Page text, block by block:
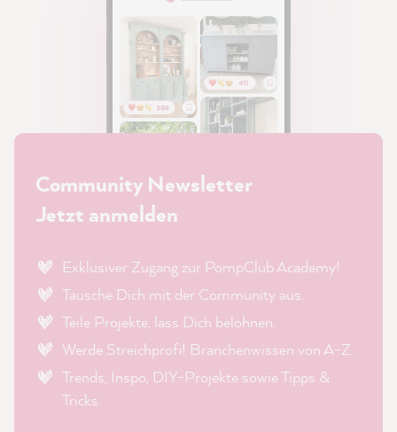
Community Newsletter
Jetzt anmelden
Exklusiver Zugang zur PompClub Academy!
Tausche Dich mit der Community aus.
Teile Projekte, lass Dich belohnen.
Werde Streichprofi! Branchenwissen von A-Z.
Trends, Inspo, DIY-Projekte sowie Tipps &
Tricks.